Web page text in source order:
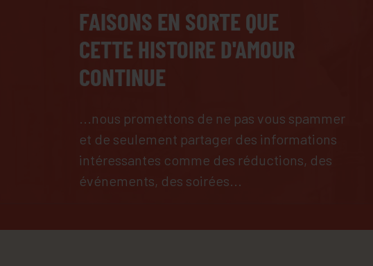
FAISONS EN SORTE QUE
CETTE HISTOIRE D'AMOUR
CONTINUE
...nous promettons de ne pas vous spammer
et de seulement partager des informations
intéressantes comme des réductions, des
événements, des soirées...